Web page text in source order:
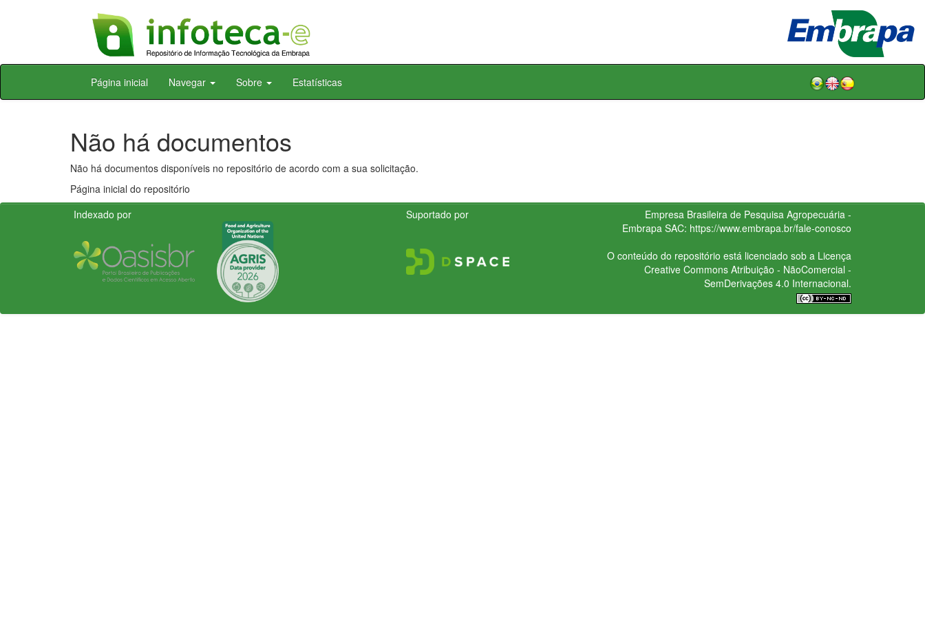
Skip
Página inicial Navegar Sobre Estatísticas
Não há documentos
Não há documentos disponíveis no repositório de acordo com a sua solicitação.
Página inicial do repositório
Indexado por
Suportado por
Empresa Brasileira de Pesquisa Agropecuária -
Embrapa SAC: https://www.embrapa.br/fale-conosco
O conteúdo do repositório está licenciado sob a Licença
Creative CommonsAtribuição - NãoComercial -
SemDerivações 4.0 Internacional.